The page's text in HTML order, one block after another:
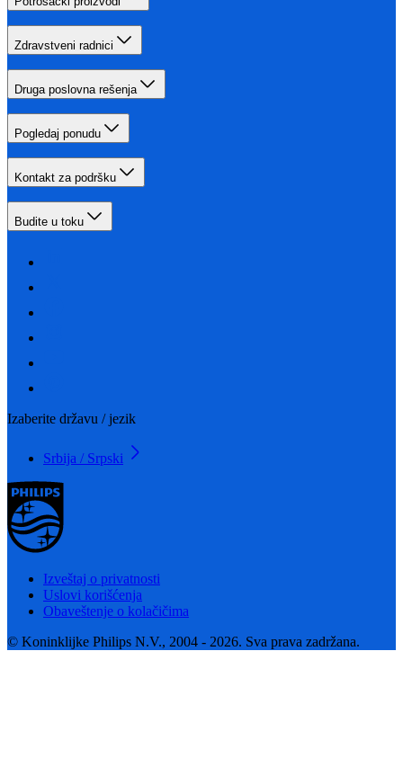
Zdravstveni radnici
Druga poslovna rešenja
Pogledaj ponudu
Kontakt za podršku
Budite u toku
Izaberite državu / jezik
Srbija / Srpski
Izveštaj o privatnosti
Uslovi korišćenja
Obaveštenje o kolačičima
© Koninklijke Philips N.V., 2004 - 2026. Sva prava zadržana.